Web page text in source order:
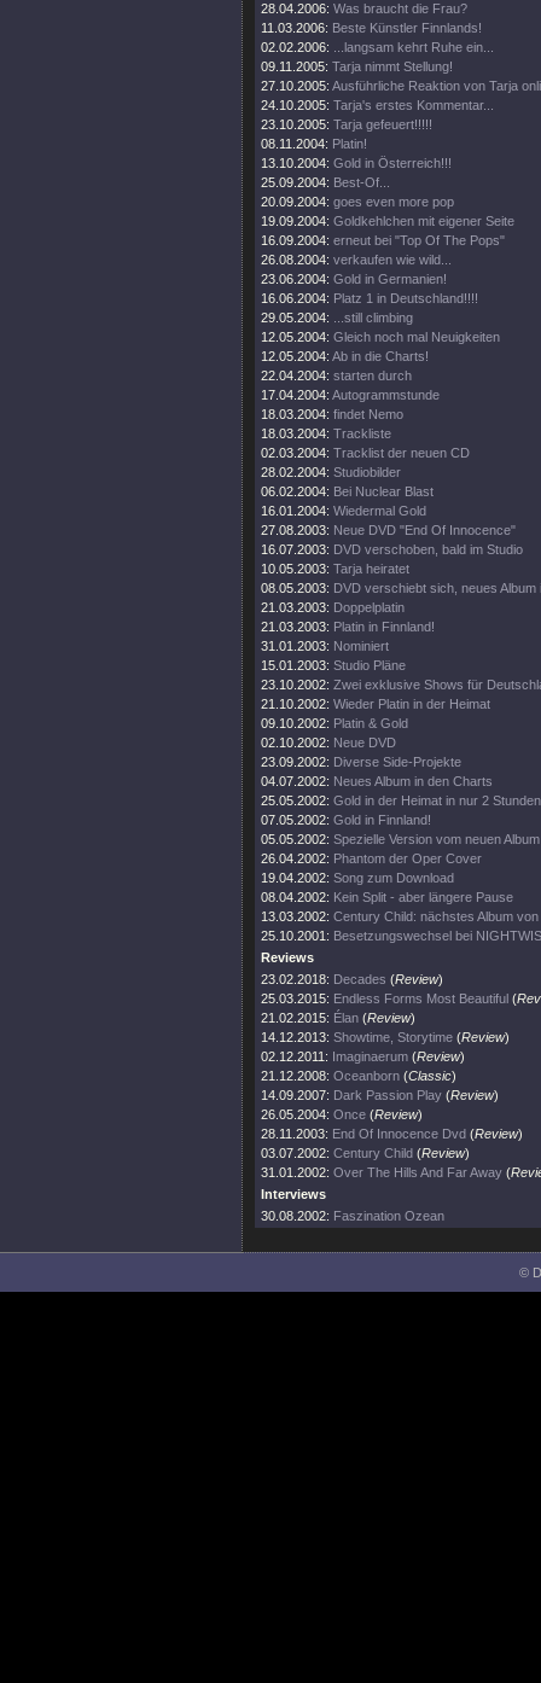
28.04.2006: Was braucht die Frau?
11.03.2006: Beste Künstler Finnlands!
02.02.2006:
...langsam kehrt Ruhe ein...
09.11.2005: Tarja nimmt Stellung!
27.10.2005: Ausführliche Reaktion von Tarja
24.10.2005: Tarja's erstes Kommentar...
23.10.2005: Tarja gefeuert!!!!!
08.11.2004: Platin!
13.10.2004: Gold in Österreich!!!
25.09.2004: Best-Of...
20.09.2004: goes even more pop
19.09.2004: Goldkehlchen mit eigener Seite
16.09.2004: erneut bei "Top Of The Pops"
26.08.2004: verkaufen wie wild...
23.06.2004: Gold in Germanien!
16.06.2004: Platz 1 in Deutschland!!!!
29.05.2004:
...still climbing
12.05.2004: Gleich noch mal Neuigkeiten
12.05.2004: Ab in die Charts!
22.04.2004: starten durch
17.04.2004: Autogrammstunde
18.03.2004: findet Nemo
18.03.2004: Trackliste
02.03.2004: Tracklist der neuen CD
28.02.2004: Studiobilder
06.02.2004: Bei Nuclear Blast
16.01.2004: Wiedermal Gold
27.08.2003: Neue DVD "End Of Innocence"
16.07.2003: DVD verschoben, bald im Studio
10.05.2003: Tarja heiratet
08.05.2003: DVD verschiebt sich, neues Album
21.03.2003: Doppelplatin
21.03.2003: Platin in Finnland!
31.01.2003: Nominiert
15.01.2003: Studio Pläne
23.10.2002: Zwei exklusive Shows für
21.10.2002: Wieder Platin in der Heimat
09.10.2002: Platin & Gold
02.10.2002: Neue DVD
23.09.2002: Diverse Side-Projekte
04.07.2002: Neues Album in den Charts
25.05.2002: Gold in der Heimat in nur 2 Stunden
07.05.2002: Gold in Finnland!
05.05.2002: Spezielle Version vom neuen Album
26.04.2002: Phantom der Oper Cover
19.04.2002: Song zum Download
08.04.2002: Kein Split - aber längere Pause
13.03.2002: Century Child: nächstes Album
25.10.2001: Besetzungswechsel bei
Reviews
23.02.2018: Decades (Review)
25.03.2015: Endless Forms Most Beautiful (
21.02.2015: Élan (Review)
14.12.2013: Showtime, Storytime (Review)
02.12.2011: Imaginaerum (Review)
21.12.2008: Oceanborn (Classic)
14.09.2007: Dark Passion Play (Review)
26.05.2004: Once (Review)
28.11.2003: End Of Innocence Dvd (Review)
03.07.2002: Century Child (Review)
31.01.2002: Over The Hills And Far Away (
Interviews
30.08.2002: Faszination Ozean
©